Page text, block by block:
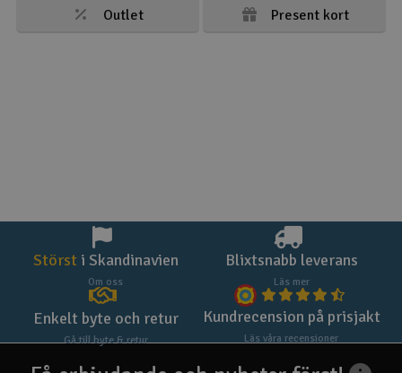
Outlet Present kort
Störst i Skandinavien
Om oss
Blixtsnabb leverans
Läs mer
Enkelt byte och retur
Gå till byte & retur
Kundrecension på prisjakt
Läs våra recensioner